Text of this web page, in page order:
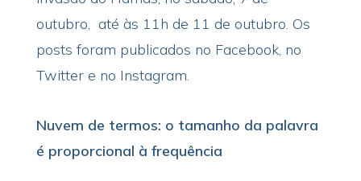
outubro, até às 11h de 11 de outubro. Os
posts foram publicados no Facebook, no
Twitter e no Instagram.
Nuvem de termos: o tamanho da palavra
é proporcional à frequência